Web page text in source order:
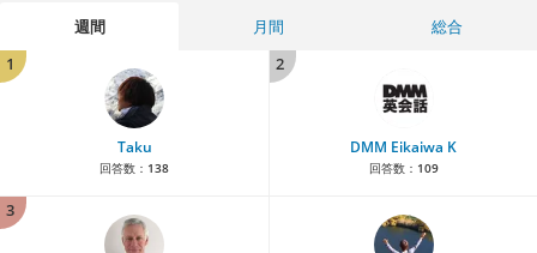
週間 月間
総合
1
Taku
回答数： 138
2
DMM Eikaiwa K
回答数： 109
3